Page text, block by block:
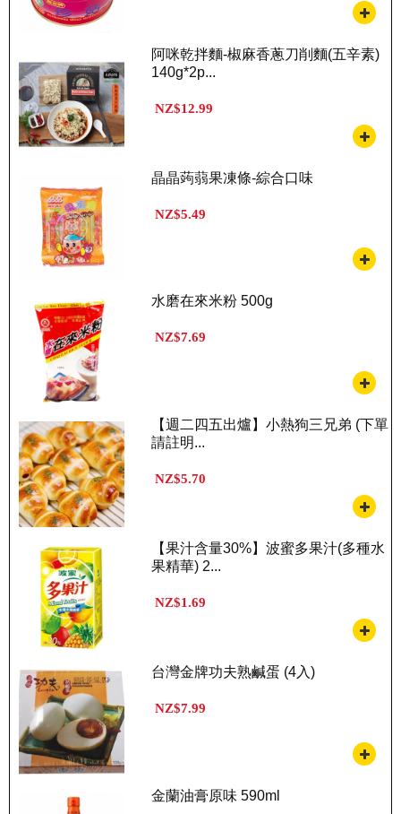
阿咪乾拌麵-椒麻香蔥刀削麵(五辛素)
140g*2p...
NZ$12.99
晶晶蒟蒻果凍條-綜合口味
NZ$5.49
水磨在來米粉 500g
NZ$7.69
【週二四五出爐】小熱狗三兄弟 (下單
請註明...
NZ$5.70
【果汁含量30%】波蜜多果汁(多種水
果精華) 2...
NZ$1.69
台灣金牌功夫熟鹹蛋 (4入)
NZ$7.99
金蘭油膏原味 590ml